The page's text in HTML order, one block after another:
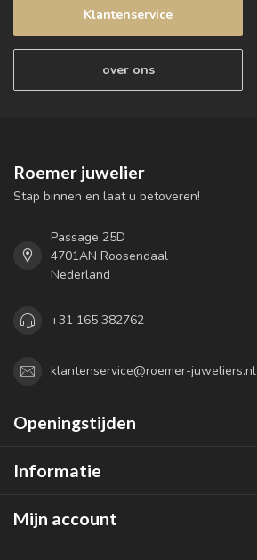
Klantenservice
over ons
Roemer juwelier
Stap binnen en laat u betoveren!
Passage 25D
4701AN Roosendaal
Nederland
+31 165 382762
klantenservice@roemer-juweliers.nl
Openingstijden
Informatie
Mijn account